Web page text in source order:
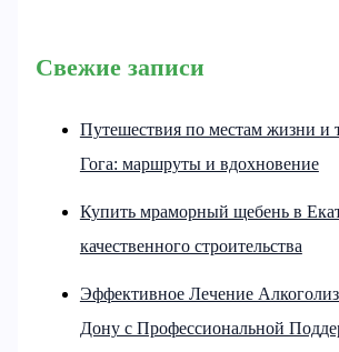
Свежие записи
Путешествия по местам жизни и
Гога: маршруты и вдохновение
Купить мраморный щебень в
качественного строительства
Эффективное Лечение
Дону с Профессиональной